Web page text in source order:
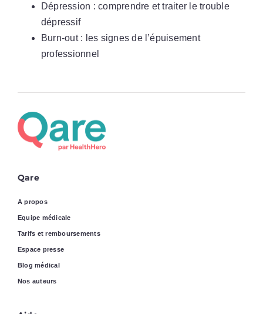
Dépression : comprendre et traiter le trouble
dépressif
Burn-out : les signes de l’épuisement
professionnel
Qare
A propos
Equipe médicale
Tarifs et remboursements
Espace presse
Blog médical
Nos auteurs